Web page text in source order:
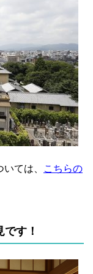
ては、
こちらの
す！